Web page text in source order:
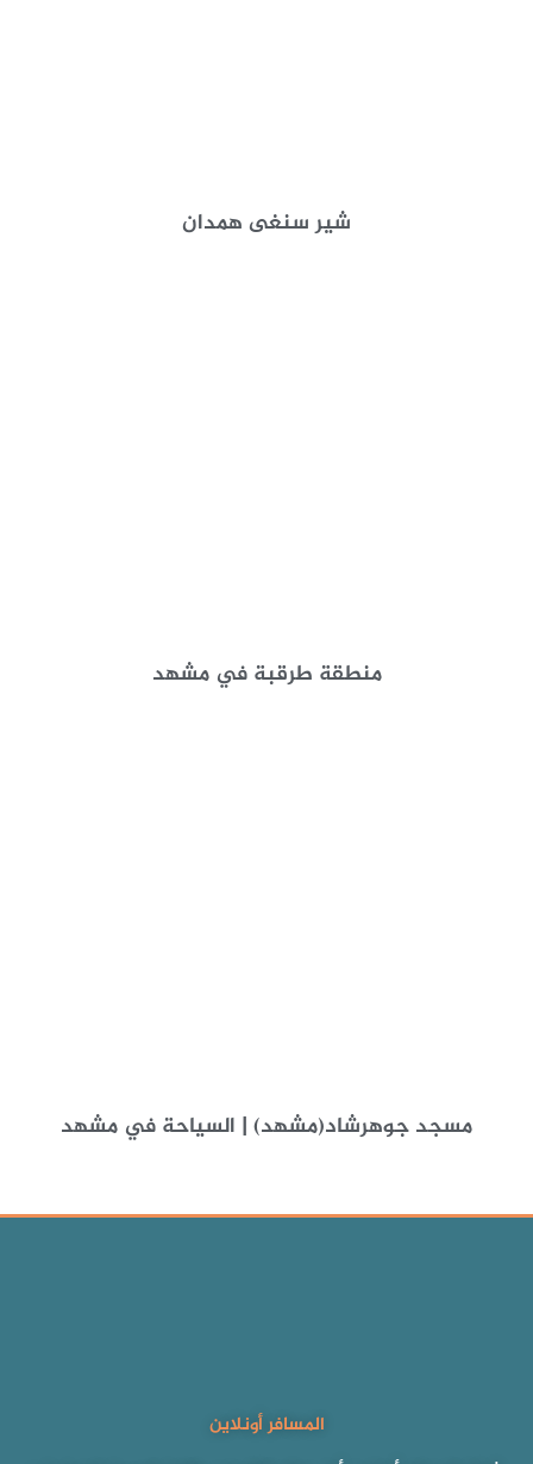
شیر سنغی همدان
منطقة طرقبة في مشهد
مسجد جوهرشاد(مشهد) | السياحة في مشهد
المسافر أونلاين